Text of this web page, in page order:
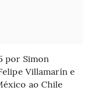
por Simon
Villamarín e
ao Chile